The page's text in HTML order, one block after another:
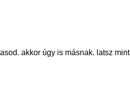
akkor úgy is másnak. latsz mint